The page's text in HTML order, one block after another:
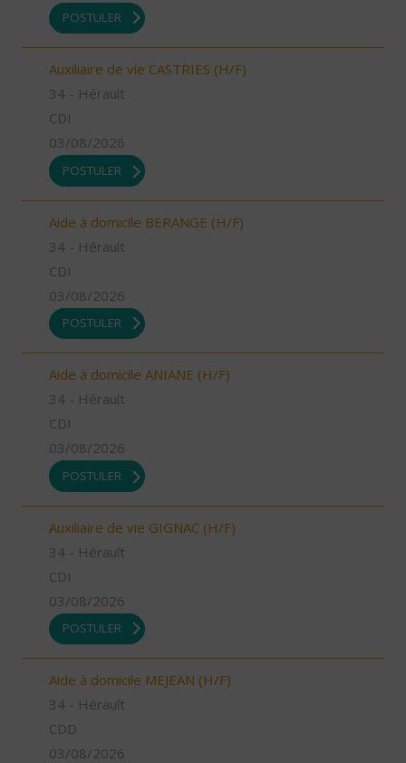
POSTULER
Auxiliaire de vie CASTRIES (H/F)
34 - Hérault
CDI
03/08/2026
POSTULER
Aide à domicile BERANGE (H/F)
34 - Hérault
CDI
03/08/2026
POSTULER
Aide à domicile ANIANE (H/F)
34 - Hérault
CDI
03/08/2026
POSTULER
Auxiliaire de vie GIGNAC (H/F)
34 - Hérault
CDI
03/08/2026
POSTULER
Aide à domicile MEJEAN (H/F)
34 - Hérault
CDD
03/08/2026